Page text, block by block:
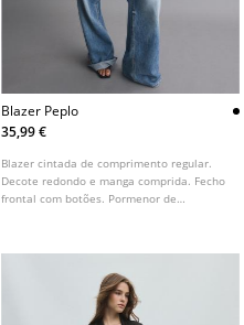
Blazer Peplo
35,99 €
Blazer cintada de comprimento regular.
Decote redondo e manga comprida. Fecho
frontal com botões. Pormenor de